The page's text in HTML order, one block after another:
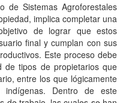
de Sistemas Agroforestales
implica completar una
de lograr que estos
final y cumplan con sus
Este proceso debe
de tipos de propietarios que
entre los que lógicamente
indígenas. Dentro de este